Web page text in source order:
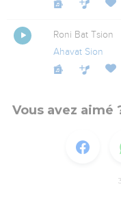
Roni Bat Tsion
Ahavat Sion
Vous avez aimé